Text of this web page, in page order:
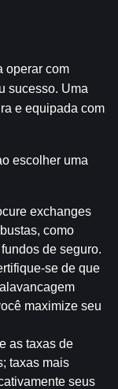
operar com
sucesso. Uma
e equipada com
escolher uma
exchanges
como
de seguro.
se de que
maximize seu
as taxas de
taxas mais
seus